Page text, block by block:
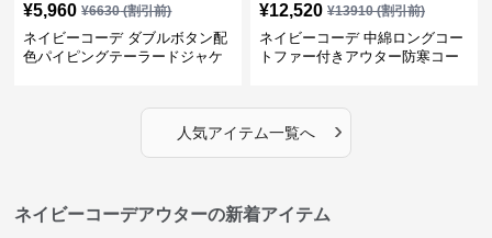
¥5,960 ¥6630(割引前)
ネイビーコーデ ダブルボタン配
色パイピングテーラードジャケ
¥12,520 ¥13910(割引前)
ネイビーコーデ 中綿ロングコー
トファー付きアウター防寒コー
人気アイテム一覧へ ›
ネイビーコーデアウターの新着アイテム